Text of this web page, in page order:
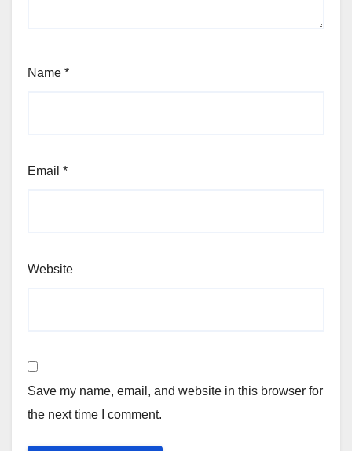
Name *
Email *
Website
Save my name, email, and website in this browser for
the next time I comment.